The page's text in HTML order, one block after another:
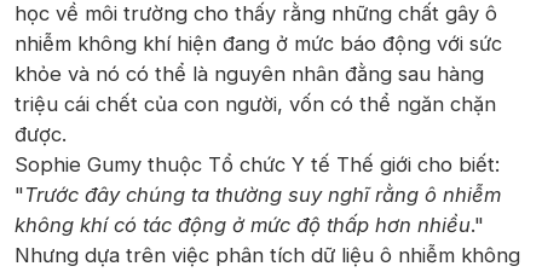
học về môi trường cho thấy rằng những chất gây ô
nhiễm không khí hiện đang ở mức báo động với sức
khỏe và nó có thể là nguyên nhân đằng sau hàng
triệu cái chết của con người, vốn có thể ngăn chặn
được.
Sophie Gumy thuộc Tổ chức Y tế Thế giới cho biết:
"Trước đây chúng ta thường suy nghĩ rằng ô nhiễm
không khí có tác động ở mức độ thấp hơn nhiều."
Nhưng dựa trên việc phân tích dữ liệu ô nhiễm không